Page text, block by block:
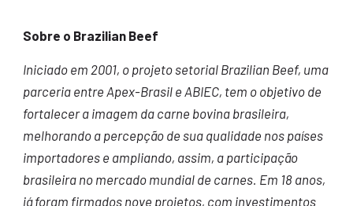
Sobre o Brazilian Beef
Iniciado em 2001, o projeto setorial Brazilian Beef, uma
parceria entre Apex-Brasil e ABIEC, tem o objetivo de
fortalecer a imagem da carne bovina brasileira,
melhorando a percepção de sua qualidade nos países
importadores e ampliando, assim, a participação
brasileira no mercado mundial de carnes. Em 18 anos,
já foram firmados nove projetos, com investimentos